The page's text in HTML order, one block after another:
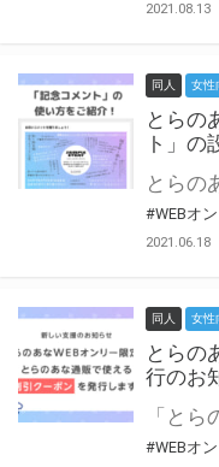
2021.08.13
同人 女性
とらの
ト」の
#WEBオ
2021.06.18
同人 女性
とらの
行のお
#WEBオ